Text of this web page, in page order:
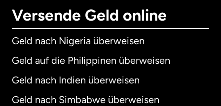
Versende Geld online
Geld nach Nigeria überweisen
Geld auf die Philippinen überweisen
Geld nach Indien überweisen
Geld nach Simbabwe überweisen